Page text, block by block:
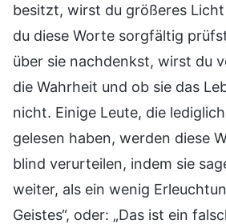
besitzt, wirst du größeres
du diese Worte sorgfältig
über sie nachdenkst, wirst du
die Wahrheit und ob sie das
nicht. Einige Leute, die
gelesen haben, werden diese
blind verurteilen, indem sie
weiter, als ein wenig
Geistes“, oder: „Das ist ein